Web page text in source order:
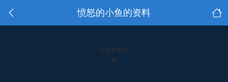
愤怒的小鱼的资料
点击重新加
载